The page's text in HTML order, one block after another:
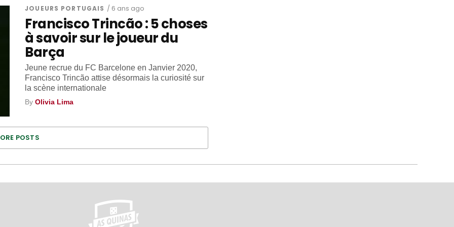
JOUEURS PORTUGAIS / 6 ans ago
Francisco Trincão : 5 choses
à savoir sur le joueur du
Barça
Jeune recrue du FC Barcelone en Janvier 2020,
Francisco Trincão attise désormais la curiosité sur
la scène internationale
ByOlivia Lima
POSTS